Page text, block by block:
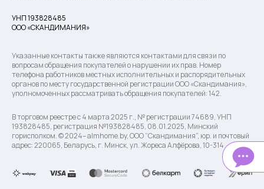
УНП 193828485
ООО «СКАНДИМАНИЯ»
Указанные контакты также являются контактами для связи по
вопросам обращения покупателей о нарушении их прав. Номер
телефона работников местных исполнительных и распорядительных
органов по месту государственной регистрации ООО «Скандимания»,
уполномоченных рассматривать обращения покупателей: 142.
В торговом реестре с 4 марта 2025 г., № регистрации 74689, УНП
193828485, регистрация №193828485, 08.01.2025, Минский
горисполком. © 2024– almhome.by, ООО “Скандимания”, юр. и почтовый
адрес: 220065, Беларусь, г. Минск, ул. Жореса Алфёрова, 10-314